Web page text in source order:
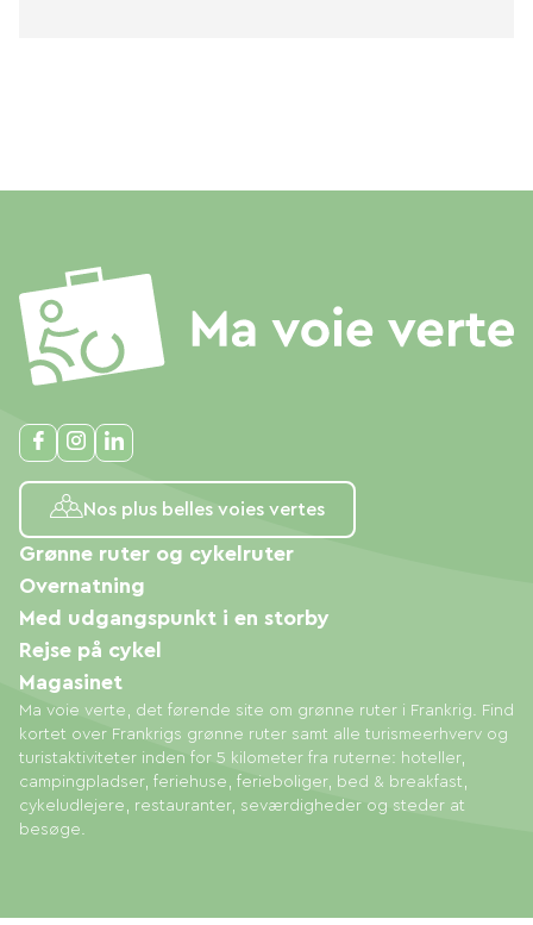
Nos plus belles voies vertes
Ma voie verte, det førende site om grønne ruter i Frankrig. Find
kortet over Frankrigs grønne ruter samt alle turismeerhverv og
turistaktiviteter inden for 5 kilometer fra ruterne: hoteller,
campingpladser, feriehuse, ferieboliger, bed & breakfast,
cykeludlejere, restauranter, seværdigheder og steder at
besøge.
Grønne ruter og cykelruter
Overnatning
Med udgangspunkt i en storby
Rejse på cykel
Magasinet